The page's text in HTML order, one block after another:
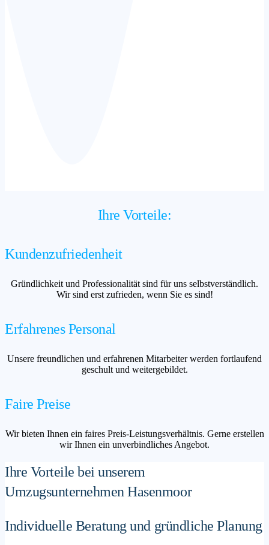
Ihre Vorteile:
Kundenzufriedenheit
Gründlichkeit und Professionalität sind für uns selbstverständlich.
Wir sind erst zufrieden, wenn Sie es sind!
Erfahrenes Personal
Unsere freundlichen und erfahrenen Mitarbeiter werden fortlaufend
geschult und weitergebildet.
Faire Preise
Wir bieten Ihnen ein faires Preis-Leistungsverhältnis. Gerne erstellen
wir Ihnen ein unverbindliches Angebot.
Ihre Vorteile bei unserem
Umzugsunternehmen Hasenmoor
Individuelle Beratung und gründliche Planung